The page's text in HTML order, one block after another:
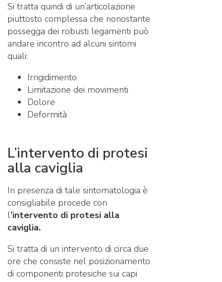
Si tratta quindi di un’articolazione
piuttosto complessa che nonostante
possegga dei robusti legamenti può
andare incontro ad alcuni sintomi
quali:
Irrigidimento
Limitazione dei movimenti
Dolore
Deformità
L’intervento di protesi
alla caviglia
In presenza di tale sintomatologia è
consigliabile procede con
l’intervento di protesi alla
caviglia.
Si tratta di un intervento di circa due
ore che consiste nel posizionamento
di componenti protesiche sui capi